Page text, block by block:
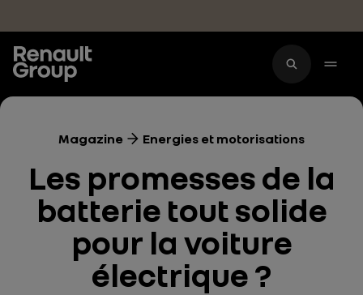
Magazine Energies et motorisations
Les promesses de la
batterie tout solide
pour la voiture
électrique ?